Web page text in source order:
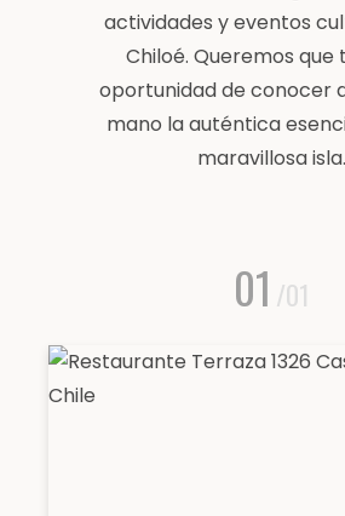
actividades y eventos
Chiloé. Queremos que
oportunidad de conocer
mano la auténtica
maravillosa isla.
01 /01